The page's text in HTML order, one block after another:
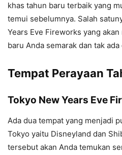
khas tahun baru terbaik yang
temui sebelumnya. Salah
Years Eve Fireworks yang
baru Anda semarak dan tak ada
Tempat Perayaan
Tokyo New Years Eve
Ada dua tempat yang menjadi
Tokyo yaitu Disneyland dan
tersebut akan Anda temukan